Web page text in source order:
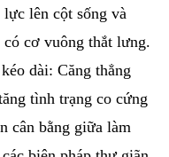
lên cột sống và
cơ vuông thắt lưng.
dài: Căng thẳng
tình trạng co cứng
cân bằng giữa làm